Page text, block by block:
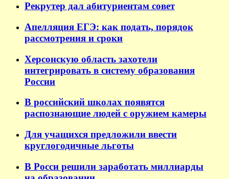
Рекрутер дал абитуриентам совет
Апелляция ЕГЭ: как подать, порядок
рассмотрения и сроки
Херсонскую область захотели
интегрировать в систему образования
России
В российский школах появятся
распознающие людей с оружием камеры
Для учащихся предложили ввести
круглогодичные льготы
В Росси решили заработать миллиарды